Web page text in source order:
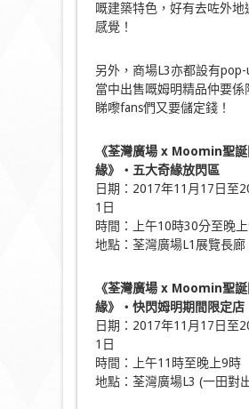
嘅建築特色，好有去咗外地
感覺！
另外，商場L3亦都設有pop-
當中出售嘅姆明精品仲要係
睇嚟fans們又要儲定錢！
《荃灣廣場x Moomin聖
緣》 ‧ 五大奇緣放閃區
日期：2017年11月17日至
1日
時間：上午10時30分至晚
地點：荃灣廣場L1展覽長廊
《荃灣廣場x Moomin聖
緣》 ‧ 快閃姆明期間限定店
日期：2017年11月17日至
1日
時間：上午11時至晚上9時
地點：荃灣廣場L3 (一田對